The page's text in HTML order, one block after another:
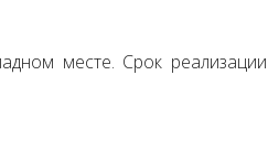
месте. Срок реализации